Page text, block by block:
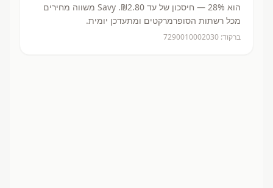
הוא 28% — חיסכון של עד ₪2.80.
Savy משווה מחירים
מכל רשתות הסופרמרקטים ומתעדכן יומית.
ברקוד: 7290010002030